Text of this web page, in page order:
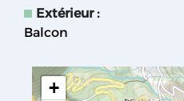
Extérieur:
Balcon
+